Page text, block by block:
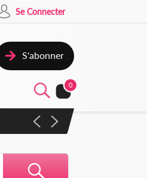
Se Connecter
S'abonner
0